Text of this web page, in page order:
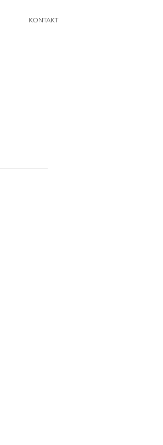
KONTAKT